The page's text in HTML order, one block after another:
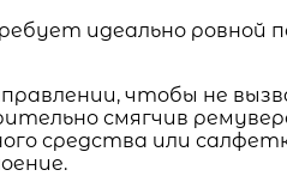
идеально ровной
чтобы не
смягчив
средства или